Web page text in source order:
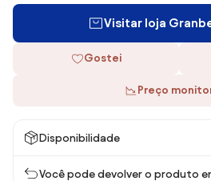
Visitar loja
Gostei
Preço
Disponibilidade
Você pode devolver o produto